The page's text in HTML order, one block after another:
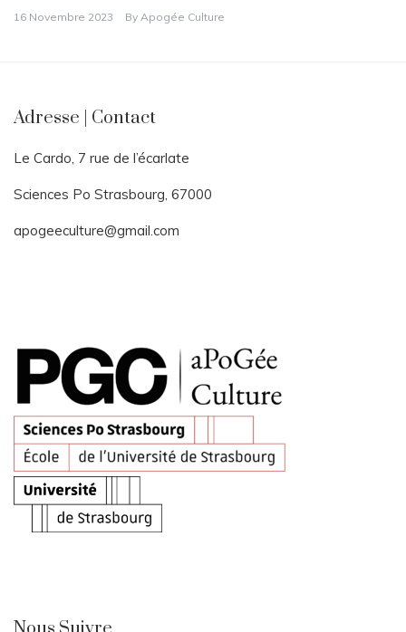
16 Novembre 2023 By Apogée Culture
Adresse | Contact
Le Cardo, 7 rue de l’écarlate
Sciences Po Strasbourg, 67000
apogeeculture@gmail.com